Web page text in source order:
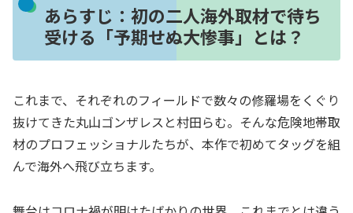
あらすじ：初の二人海外取材で待ち
受ける「予期せぬ大惨事」とは？
これまで、それぞれのフィールドで数々の修羅場をくぐり
抜けてきた丸山ゴンザレスと村田らむ。そんな危険地帯取
材のプロフェッショナルたちが、本作で初めてタッグを組
んで海外へ飛び立ちます。